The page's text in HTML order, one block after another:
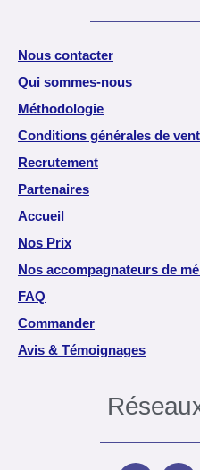
Nous contacter
Qui sommes-nous
Méthodologie
Conditions générales de
Recrutement
Partenaires
Accueil
Nos Prix
Nos accompagnateurs de
FAQ
Commander
Avis & Témoignages